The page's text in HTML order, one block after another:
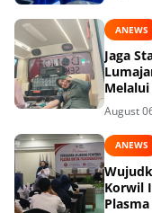
ANEWS
Jaga
Melalui
August
ANEWS
Korwil